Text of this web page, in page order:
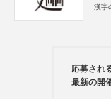
漢字
応募され
最新の開